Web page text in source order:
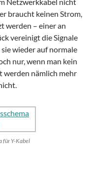
braucht keinen Strom,
werden – einer an
vereinigt die Signale
wieder auf normale
nur, wenn man kein
werden nämlich mehr
für Y-Kabel